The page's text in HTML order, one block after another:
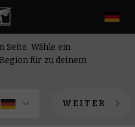
Seite. Wähle ein
für zu deinem
WEITER